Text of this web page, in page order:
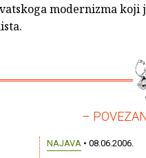
modernizma koji
–
NAJAVA • 08.06.2006.